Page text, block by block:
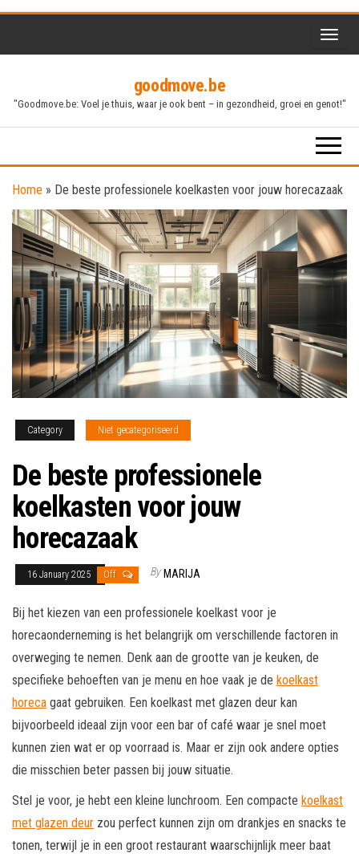
goodmove.be
"Goodmove.be: Voel je thuis, waar je ook bent – in gezondheid, groei en genot!"
Home » De beste professionele koelkasten voor jouw horecazaak
Category Niet gecategoriseerd
De beste professionele
koelkasten voor jouw
horecazaak
16 January 2025 Off By MARIJA
Bij het kiezen van een professionele koelkast voor je
horecaonderneming is het belangrijk om verschillende factoren in
overweging te nemen. Denk aan de grootte van je keuken, de
specifieke behoeften van je menu en hoe vaak je de koelkast
horeca gaat gebruiken. Een koelkast met glazen deur kan
bijvoorbeeld ideaal zijn voor een bar of café waar je snel moet
kunnen zien wat er op voorraad is. Maar er zijn ook andere opties
die misschien beter passen bij jouw situatie.
Stel je voor, je hebt een kleine lunchroom. Een compacte koelkast
met glazen deur zou perfect kunnen zijn om drankjes en snacks te
tonen, terwijl je in een groot restaurant waarschijnlijk meer baat